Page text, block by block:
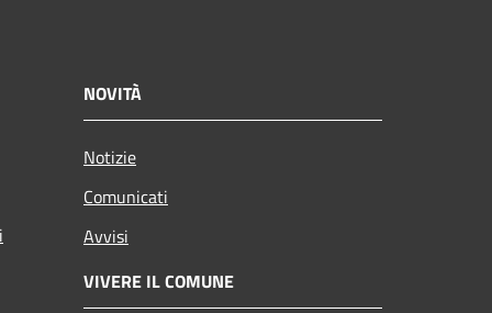
NOVITÀ
Notizie
Comunicati
Avvisi
VIVERE IL COMUNE